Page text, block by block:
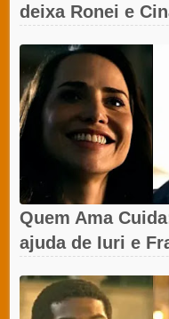
deixa Ronei e
Quem Ama
ajuda de Iuri e